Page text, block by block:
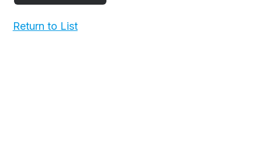
Return to List